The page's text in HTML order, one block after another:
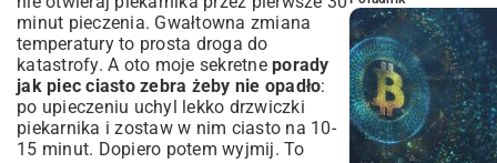
minut pieczenia. Gwałtowna zmiana
temperatury to prosta droga do
katastrofy. A oto moje sekretne porady
jak piec ciasto zebra żeby nie opadło:
po upieczeniu uchyl lekko drzwiczki
piekarnika i zostaw w nim ciasto na 10-
15 minut. Dopiero potem wyjmij. To